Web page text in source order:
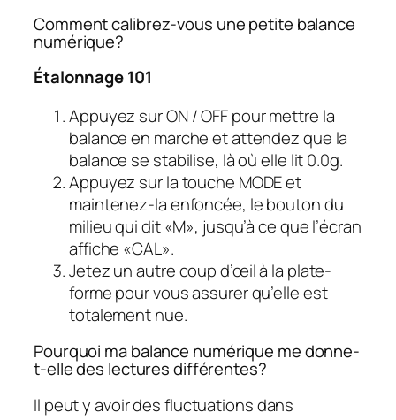
Comment calibrez-vous une petite balance
numérique?
Étalonnage 101
Appuyez sur ON / OFF pour mettre la
balance en marche et attendez que la
balance se stabilise, là où elle lit 0.0g.
Appuyez sur la touche MODE et
maintenez-la enfoncée, le bouton du
milieu qui dit «M», jusqu’à ce que l’écran
affiche «CAL».
Jetez un autre coup d’œil à la plate-
forme pour vous assurer qu’elle est
totalement nue.
Pourquoi ma balance numérique me donne-
t-elle des lectures différentes?
Il peut y avoir des fluctuations dans